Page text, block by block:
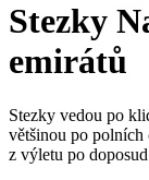
Stezky
emirátů
Stezky vedou po
většinou po polních
z výletu po